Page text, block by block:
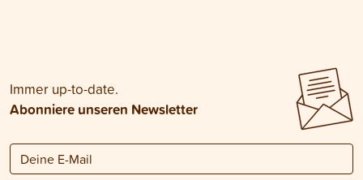
Immer up-to-date.
Abonniere unseren Newsletter